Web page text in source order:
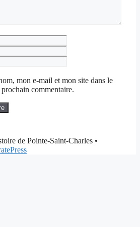
mail
web
mon e-mail et mon site dans le
commentaire.
de Pointe-Saint-Charles •